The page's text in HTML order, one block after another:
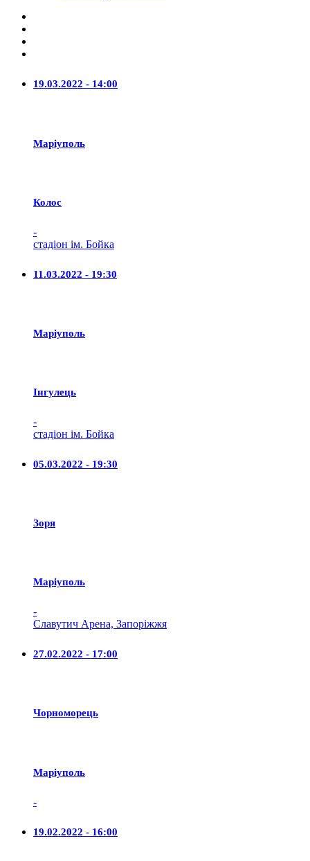
19.03.2022 - 14:00
Маріуполь
Колос
-
стадіон ім. Бойка
11.03.2022 - 19:30
Маріуполь
Iнгулець
-
стадіон ім. Бойка
05.03.2022 - 19:30
Зоря
Маріуполь
-
Славутич Арена, Запоріжжя
27.02.2022 - 17:00
Чорноморець
Маріуполь
-
19.02.2022 - 16:00